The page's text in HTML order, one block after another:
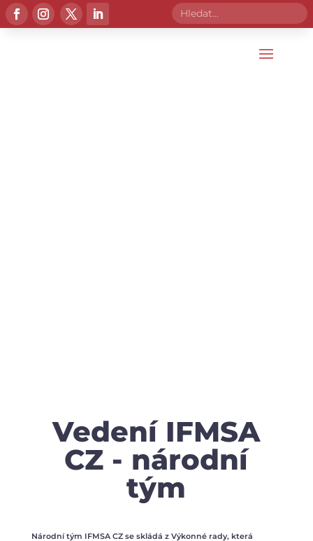
Vedení IFMSA
CZ - národní
tým
Národní tým IFMSA CZ se skládá z Výkonné rady, která